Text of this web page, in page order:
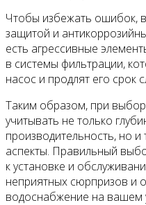
Чтобы избежать ошибок,
защитой и
есть агрессивные
в системы фильтрации,
насос и продлят его срок
Таким образом, при
учитывать не только
производительность, но
аспекты. Правильный
к установке и
неприятных сюрпризов и
водоснабжение на вашем